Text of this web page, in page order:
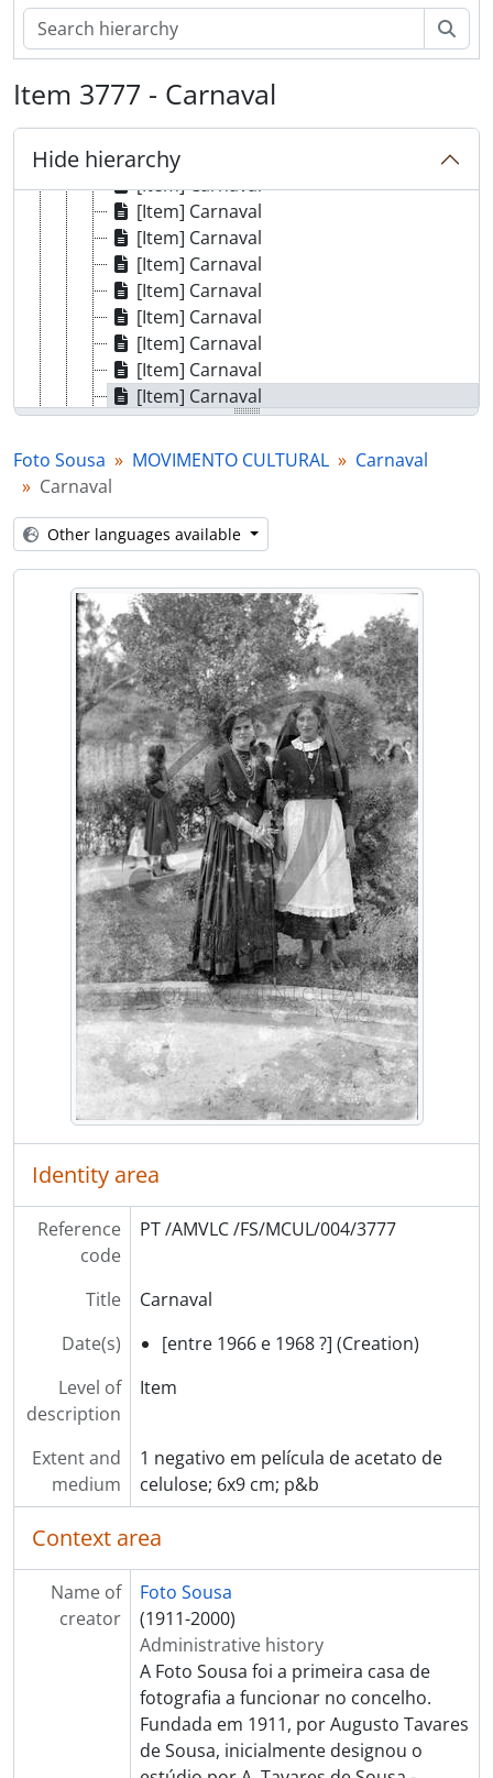
Item 3777 - Carnaval
Hide hierarchy
[Item] Carnaval
[Item] Carnaval
[Item] Carnaval
[Item] Carnaval
[Item] Carnaval
[Item] Carnaval
[Item] Carnaval
[Item] Carnaval
[Item] Carnaval
[Item] Carnaval
[Item] Carnaval
[Item] Carnaval
[Item] Carnaval
[Item] Carnaval
[Item] Carnaval
[Item] Carnaval
[Item] Carnaval
[Item] Carnaval
[Item] Carnaval
[Item] Carnaval
[Item] Carnaval
[Item] Carnaval
[Item] Carnaval
[Item] Carnaval
[Item] Carnaval
[Item] Carnaval
[Item] Carnaval
[Item] Carnaval
[Item] Carnaval
[Item] Carnaval
[Item] Carnaval
[Item] Carnaval
[Item] Carnaval
[Item] Carnaval
[Item] Carnaval
[Item] Carnaval
[Item] Carnaval
[Item] Carnaval
[Item] Carnaval
[Item] Carnaval
[Item] Carnaval
[Item] Carnaval
[Item] Carnaval
[Item] Carnaval
[Item] Carnaval
[Item] Carnaval
[Item] Carnaval, Cortejo de Ramilos
[Item] Carnaval, Cortejo de Ramilos
[Item] Carnaval, Cortejo de Ramilos
[Item] Carnaval, Cortejo de Ramilos
[Item] Carnaval, Cortejo de Ramilos
[Item] Carnaval, Cortejo de Ramilos
[Item] Carnaval, Cortejo de Ramilos
[Item] Carnaval, Cortejo de Ramilos
[Item] Carnaval, Cortejo de Ramilos
[Item] Carnaval de 1968
[Item] Carnaval de 1968
Foto Sousa MOVIMENTO CULTURAL
Carnaval
Carnaval
Other languages available
Identity area
Reference
code
PT /AMVLC /FS/MCUL/004/3777
Title
Carnaval
Date(s)
[entre 1966 e 1968 ?] (Creation)
Level of
description
Item
Extent and
medium
1 negativo em película de acetato de
celulose; 6x9 cm; p&b
Context area
Name of
creator
Foto Sousa
(1911-2000)
Administrative history
A Foto Sousa foi a primeira casa de
fotografia a funcionar no concelho.
Fundada em 1911, por Augusto Tavares
de Sousa, inicialmente designou o